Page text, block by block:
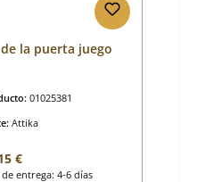
la puerta juego
01025381
Attika
normal:
€
entrega: 4-6 días